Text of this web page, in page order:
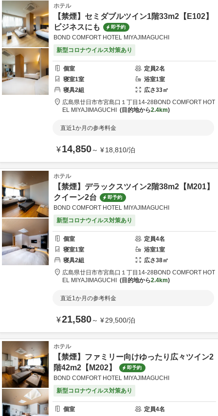
ホテル
【禁煙】セミダブルツイン1階33m2【E102】
ビジネスにも
即予約
BOND COMFORT HOTEL MIYAJIMAGUCHI
新型コロナウイルス対策あり
個室 定員2名
寝室1室 浴室1室
寝具2組 広さ33㎡
広島県廿日市市宮島口１丁目14-28BOND COMFORT HOT
EL MIYAJIMAGUCHI
目的地から2.4km
直近1か月の参考料金
¥14,850～ ¥18,810/泊
ホテル
【禁煙】デラックスツイン2階38m2【M201】
クイーン2台
即予約
BOND COMFORT HOTEL MIYAJIMAGUCHI
新型コロナウイルス対策あり
個室 定員4名
寝室1室 浴室1室
寝具2組 広さ38㎡
広島県廿日市市宮島口１丁目14-28BOND COMFORT HOT
EL MIYAJIMAGUCHI
目的地から2.4km
直近1か月の参考料金
¥21,580～ ¥29,500/泊
ホテル
【禁煙】ファミリー向けゆったり広々ツイン2
階42m2【M202】
即予約
BOND COMFORT HOTEL MIYAJIMAGUCHI
新型コロナウイルス対策あり
個室 定員4名